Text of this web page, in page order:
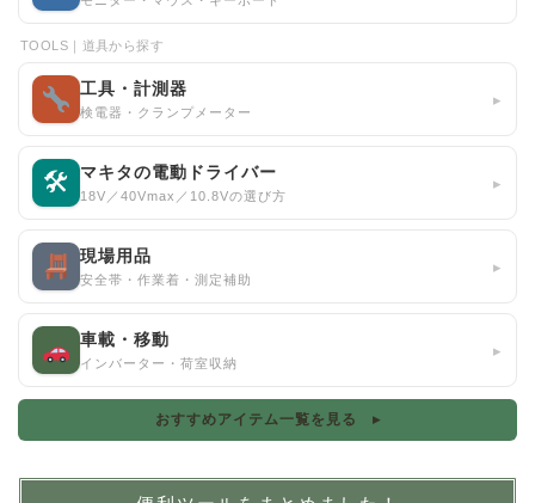
TOOLS｜道具から探す
工具・計測器
検電器・クランプメーター
▸
🛠 マキタの電動ドライバー
18V／40Vmax／10.8Vの選び方
▸
現場用品
安全帯・作業着・測定補助
▸
車載・移動
インバーター・荷室収納
▸
おすすめアイテム一覧を見る ▸